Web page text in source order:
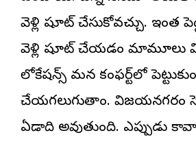
వెళ్లి షూట్ చేసుకోవచ్చు. ఇంత
వెళ్లి షూట్ చేయడం మామూలు
లోకేషన్స్ మన కంఫర్ట్‌లో
చేయగలుగుతాం. విజయనగరం
ఏడాది అవుతుంది. ఎప్పుడు